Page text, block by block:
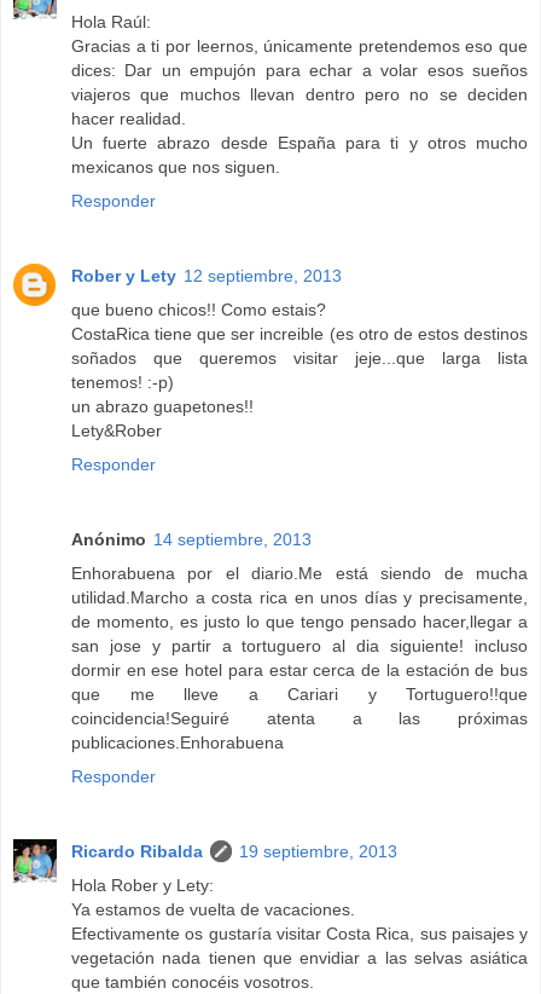
Hola Raúl:
Gracias a ti por leernos, únicamente pretendemos eso que
dices: Dar un empujón para echar a volar esos sueños
viajeros que muchos llevan dentro pero no se deciden
hacer realidad.
Un fuerte abrazo desde España para ti y otros mucho
mexicanos que nos siguen.
Responder
Rober y Lety 12 septiembre, 2013
que bueno chicos!! Como estais?
CostaRica tiene que ser increible (es otro de estos destinos
soñados que queremos visitar jeje...que larga lista
tenemos! :-p)
un abrazo guapetones!!
Lety&Rober
Responder
Anónimo 14 septiembre, 2013
Enhorabuena por el diario.Me está siendo de mucha
utilidad.Marcho a costa rica en unos días y precisamente,
de momento, es justo lo que tengo pensado hacer,llegar a
san jose y partir a tortuguero al dia siguiente! incluso
dormir en ese hotel para estar cerca de la estación de bus
que me lleve a Cariari y Tortuguero!!que
coincidencia!Seguiré atenta a las próximas
publicaciones.Enhorabuena
Responder
Ricardo Ribalda
19 septiembre, 2013
Hola Rober y Lety:
Ya estamos de vuelta de vacaciones.
Efectivamente os gustaría visitar Costa Rica, sus paisajes y
vegetación nada tienen que envidiar a las selvas asiática
que también conocéis vosotros.